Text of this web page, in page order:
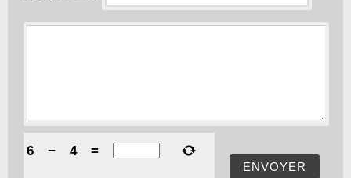
ENVOYER
6 − 4 =